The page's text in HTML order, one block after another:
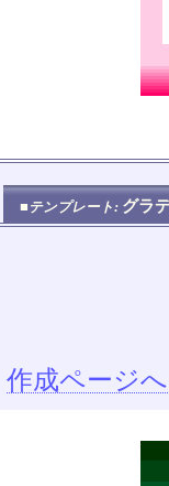
■テンプレート: グラ
作成ページへ